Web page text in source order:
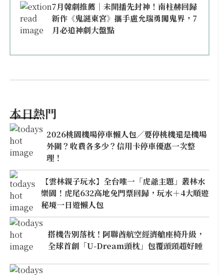
7月韓劇推薦｜未開播先封神！南柱赫回歸
新作《鬼謎東宮》攜手盧允瑞勇闖鬼界，7
月必追神劇大盤點
本日熱門
2026桃園機場停車懶人包／要停桃機還是機場
外圍？收費各多少？信用卡停車優惠一次整
理！
【雲林親子玩水】全台唯一「虎爺主題」叢林水
樂園！虎尾632高地免門票回歸，玩水＋4大順遊
秘境一日遊懶人包
搭機告別落枕！阿聯酋航空經濟艙座椅升級，
全球首創「U-Dream頭枕」包覆頭頸超好睡